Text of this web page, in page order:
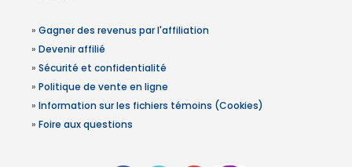
» Gagner des revenus par l'affiliation
» Devenir affilié
» Sécurité et confidentialité
» Politique de vente en ligne
» Information sur les fichiers témoins (Cookies)
» Foire aux questions